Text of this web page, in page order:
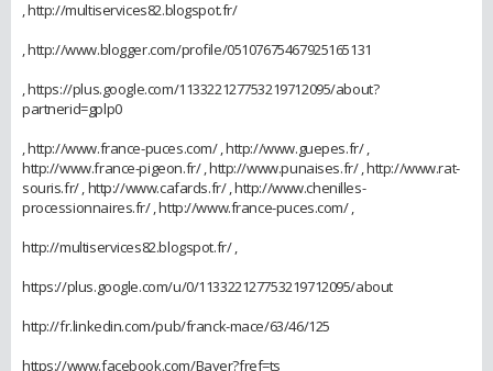
, http://multiservices82.blogspot.fr/
, http://www.blogger.com/profile/05107675467925165131
, https://plus.google.com/113322127753219712095/about?
partnerid=gplp0
, http://www.france-puces.com/ , http://www.guepes.fr/ ,
http://www.france-pigeon.fr/ , http://www.punaises.fr/ , http://www.rat-
souris.fr/ , http://www.cafards.fr/ , http://www.chenilles-
processionnaires.fr/ , http://www.france-puces.com/ ,
http://multiservices82.blogspot.fr/ ,
https://plus.google.com/u/0/113322127753219712095/about
http://fr.linkedin.com/pub/franck-mace/63/46/125
https://www.facebook.com/Bayer?fref=ts